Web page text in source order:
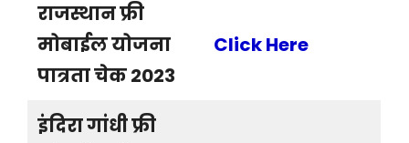
राजस्थान फ्री
मोबाईल योजना
पात्रता चेक 2023
Click Here
इंदिरा गांधी फ्री